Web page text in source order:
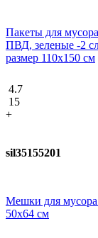
Пакеты для
ПВД, зеленые -2
размер 110х150 см
4.7
15
+
sil35155201
Мешки для
50х64 см